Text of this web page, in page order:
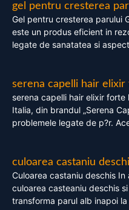
gel pentru cresterea
Gel pentru cresterea parului
este un produs eficient in
legate de sanatatea si
serena capelli hair
serena capelli hair elixir
Italia, din brandul „Serena
problemele legate de p?r.
culoarea castaniu
Culoarea castaniu deschis
culoarea casteaniu deschis
transforma parul alb inapoi la